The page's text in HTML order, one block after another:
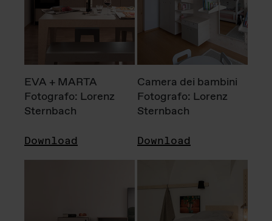
EVA + MARTA
Fotografo: Lorenz
Sternbach
Download
Camera dei bambini
Fotografo: Lorenz
Sternbach
Download